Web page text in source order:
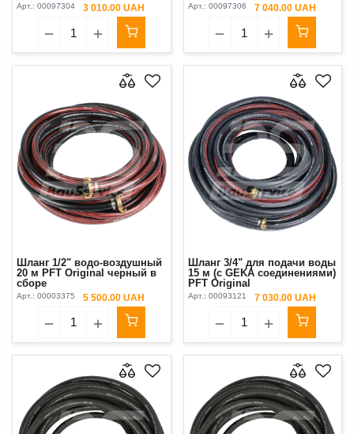
Арт.: 00097304 3 010.00 UAH Арт.: 00097306 7 040.00 UAH
Шланг 1/2" водо-воздушный
20 м PFT Original черный в
сборе
Арт.: 00003375 5 500.00 UAH
Шланг 3/4" для подачи воды
15 м (с GEKA соединениями)
PFT Original
Арт.: 00093121 7 030.00 UAH